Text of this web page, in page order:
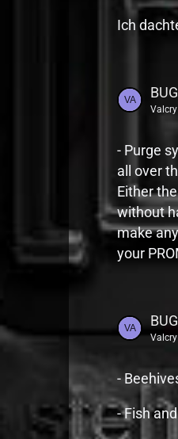
Ich
Valcry
- Purge
all over
Either
without
make
your
Valcry
-
- Fish